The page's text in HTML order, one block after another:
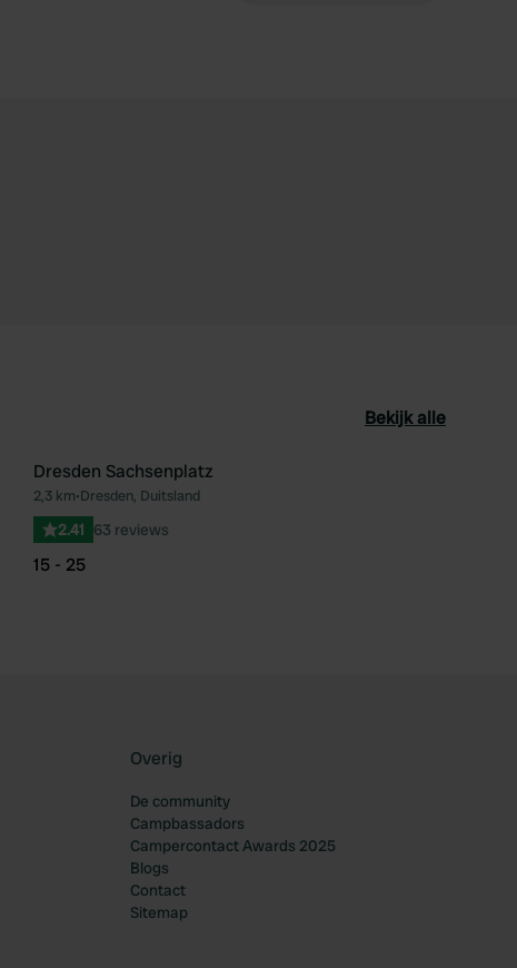
Bekijk alle
Favoriet
Dresden Sachsenplatz
2,3 km•Dresden, Duitsland
2.41 63 reviews
15 - 25
Overig
De community
Campbassadors
Campercontact Awards 2025
Blogs
Contact
Sitemap